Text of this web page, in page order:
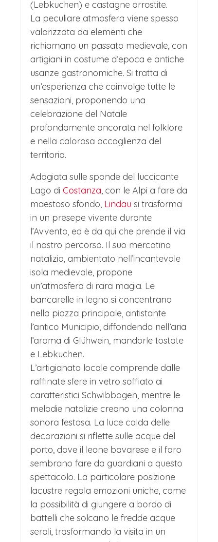
(Lebkuchen) e castagne arrostite.
La peculiare atmosfera viene spesso
valorizzata da elementi che
richiamano un passato medievale, con
artigiani in costume d’epoca e antiche
usanze gastronomiche. Si tratta di
un’esperienza che coinvolge tutte le
sensazioni, proponendo una
celebrazione del Natale
profondamente ancorata nel folklore
e nella calorosa accoglienza del
territorio.
Adagiata sulle sponde del luccicante
Lago di Costanza, con le Alpi a fare da
maestoso sfondo, Lindau si trasforma
in un presepe vivente durante
l’Avvento, ed è da qui che prende il via
il nostro percorso. Il suo mercatino
natalizio, ambientato nell’incantevole
isola medievale, propone
un’atmosfera di rara magia. Le
bancarelle in legno si concentrano
nella piazza principale, antistante
l’antico Municipio, diffondendo nell’aria
l’aroma di Glühwein, mandorle tostate
e Lebkuchen.
L’artigianato locale comprende dalle
raffinate sfere in vetro soffiato ai
caratteristici Schwibbogen, mentre le
melodie natalizie creano una colonna
sonora festosa. La luce calda delle
decorazioni si riflette sulle acque del
porto, dove il leone bavarese e il faro
sembrano fare da guardiani a questo
spettacolo. La particolare posizione
lacustre regala emozioni uniche, come
la possibilità di giungere a bordo di
battelli che solcano le fredde acque
serali, trasformando la visita in un